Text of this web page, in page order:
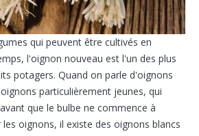
qui peuvent être cultivés en
l'oignon nouveau est l'un des plus
potagers. Quand on parle d'oignons
particulièrement jeunes, qui
que le bulbe ne commence à
oignons, il existe des oignons blancs